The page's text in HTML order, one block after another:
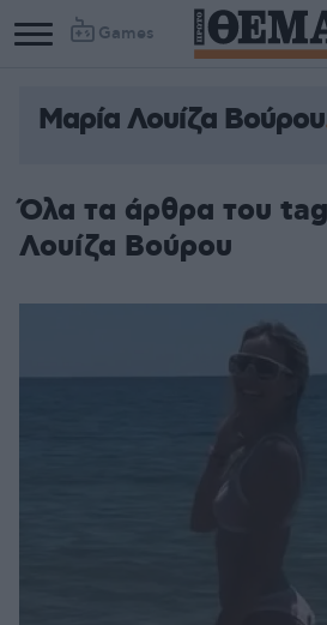
Games
Column
Column
Μαρία Λουίζα Βούρου
Όλα τα άρθρα του
Λουίζα Βούρου